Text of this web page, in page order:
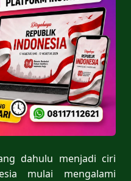
dahulu menjadi ciri
mulai mengalami